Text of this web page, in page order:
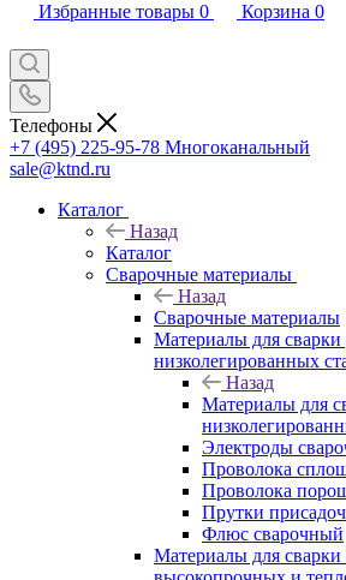
Избранные товары 0 Корзина 0
Телефоны
+7 (495) 225-95-78 Многоканальный
sale@ktnd.ru
Каталог
Назад
Каталог
Сварочные материалы
Назад
Сварочные материалы
Материалы для сварки
низколегированных
Назад
Материалы для
Электроды
Проволока
Проволока
Прутки
Флюс сварочный
Материалы для